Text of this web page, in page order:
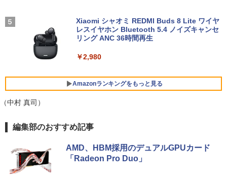
古】【20260611】
￥16,500
5
ible 15-cp0xxx / AMD Ryzen 5 / グラフ
ィックボード Advanced Micro Device
￥124,800
6GB SSD1TB B550 グラボなし
￥9,900
Xiaomi シャオミ REDMI Buds 8 Lite ワイヤ
レスイヤホン Bluetooth 5.4 ノイズキャンセ
リング ANC 36時間再生
￥2,980
Amazonランキングをもっと見る
BRUCE WAYNE feat. Flo Milli, ATL Jacob
[Explicit]
￥250
【Amazon.co.jp限定】 い・ろ・は・す 2L P
ET ラベルレス ×8本
￥1,112
薬屋のひとりごと 17巻 (デジタル版ビッグガ
ンガンコミックス)
￥770
（中村 真司）
編集部のおすすめ記事
AMD、HBM採用のデュアルGPUカード
「Radeon Pro Duo」